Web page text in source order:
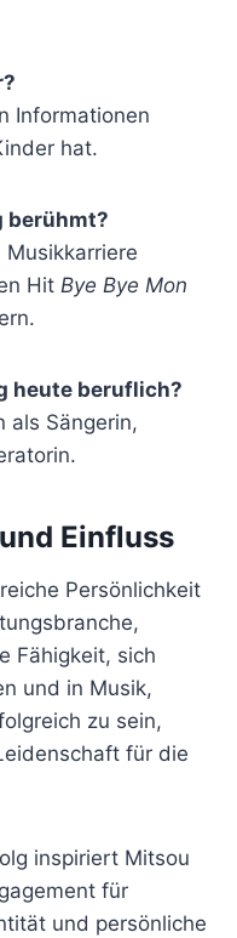
Informationen
hat.
berühmt?
Hit Bye Bye Mon
heute beruflich?
als Sängerin,
Einfluss
Persönlichkeit
Fähigkeit, sich
und in Musik,
zu sein,
für die
inspiriert Mitsou
für
und persönliche